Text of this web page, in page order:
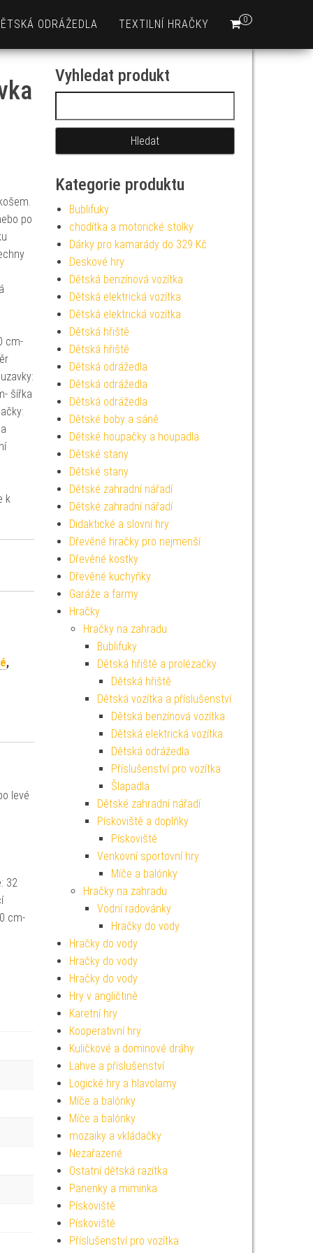
0
ODRÁŽEDLA TEXTILNÍ HRAČKY
po
cm-
šířka
k
,
levé
32
cm-
Vyhledat produkt
Kategorie produktu
Bublifuky
chodítka a motorické stolky
Dárky pro kamarády do 329 Kč
Deskové hry
Dětská benzínová vozítka
Dětská elektrická vozítka
Dětská elektrická vozítka
Dětská hřiště
Dětská hřiště
Dětská odrážedla
Dětská odrážedla
Dětská odrážedla
Dětské boby a sáně
Dětské houpačky a houpadla
Dětské stany
Dětské stany
Dětské zahradní nářadí
Dětské zahradní nářadí
Didaktické a slovní hry
Dřevěné hračky pro nejmenší
Dřevěné kostky
Dřevěné kuchyňky
Garáže a farmy
Hračky
Hračky na zahradu
Bublifuky
Dětská hřiště a prolézačky
Dětská hřiště
Dětská vozítka a příslušenství
Dětská benzínová vozítka
Dětská elektrická vozítka
Dětská odrážedla
Příslušenství pro vozítka
Šlapadla
Dětské zahradní nářadí
Pískoviště a doplňky
Pískoviště
Venkovní sportovní hry
Míče a balónky
Hračky na zahradu
Vodní radovánky
Hračky do vody
Hračky do vody
Hračky do vody
Hračky do vody
Hry v angličtině
Karetní hry
Kooperativní hry
Kuličkové a dominové dráhy
Lahve a příslušenství
Logické hry a hlavolamy
Míče a balónky
Míče a balónky
mozaiky a vkládačky
Nezařazené
Ostatní dětská razítka
Panenky a miminka
Pískoviště
Pískoviště
Příslušenství pro vozítka